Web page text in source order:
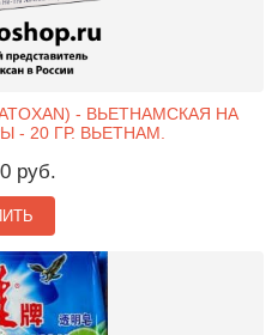
- ВЬЕТНАМСКАЯ НА
- 20 ГР. ВЬЕТНАМ.
руб.